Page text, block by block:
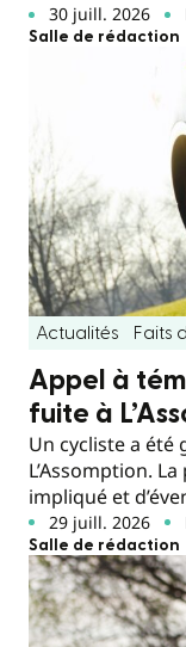
30 juill. 2026
Salle de rédaction
Actualités Faits
Appel à
fuite à
Un cycliste a été
L’Assomption.
impliqué et
29 juill. 2026
Salle de rédaction